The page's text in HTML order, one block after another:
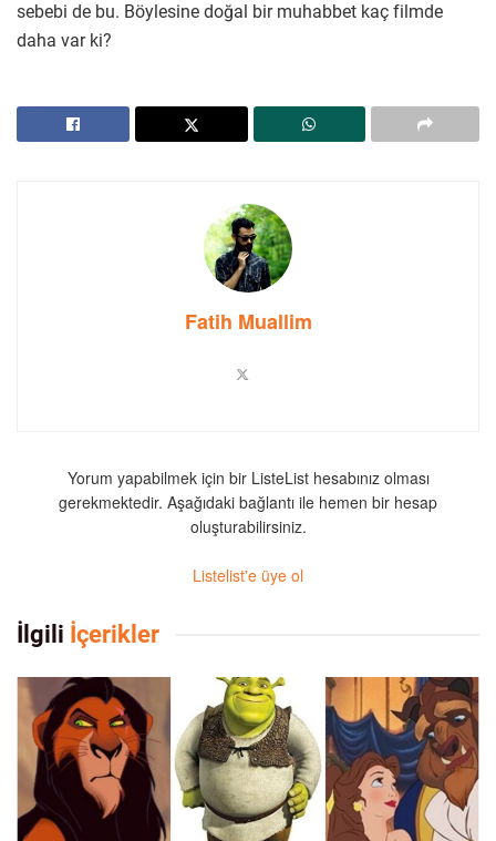
sebebi de bu. Böylesine doğal bir muhabbet kaç filmde
daha var ki?
Fatih Muallim
Yorum yapabilmek için bir ListeList hesabınız olması
gerekmektedir. Aşağıdaki bağlantı ile hemen bir hesap
oluşturabilirsiniz.
Listelist'e üye ol
İlgili İçerikler